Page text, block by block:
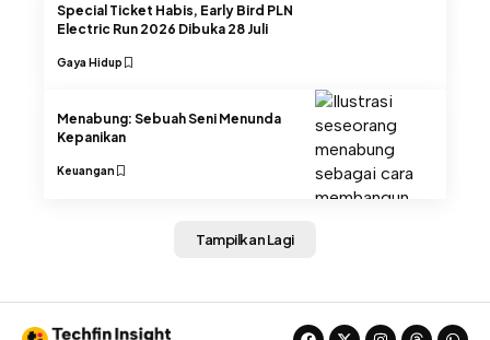
Special Ticket Habis, Early Bird PLN
Electric Run 2026 Dibuka 28 Juli
Gaya Hidup
Menabung: Sebuah Seni Menunda
Kepanikan
Keuangan
Tampilkan Lagi